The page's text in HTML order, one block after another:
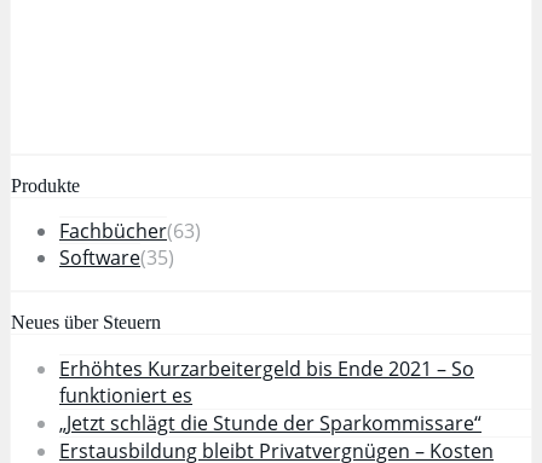
Produkte
Fachbücher(63)
Software(35)
Neues über Steuern
Erhöhtes Kurzarbeitergeld bis Ende 2021 – So
funktioniert es
„Jetzt schlägt die Stunde der Sparkommissare“
Erstausbildung bleibt Privatvergnügen – Kosten